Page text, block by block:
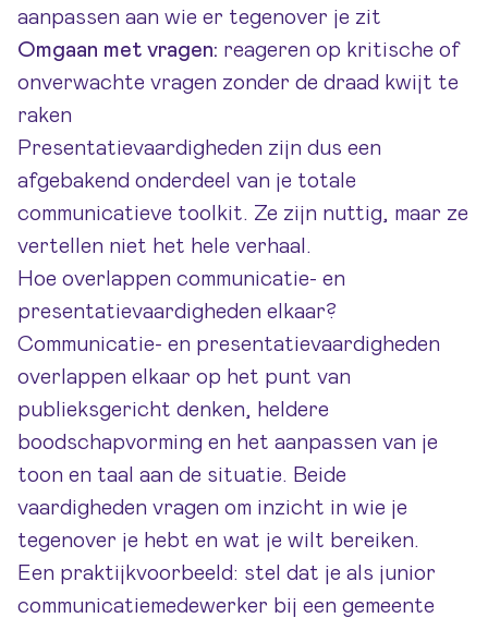
aanpassen aan wie er tegenover je zit
Omgaan met vragen: reageren op kritische of
onverwachte vragen zonder de draad kwijt te
raken
Presentatievaardigheden zijn dus een
afgebakend onderdeel van je totale
communicatieve toolkit. Ze zijn nuttig, maar ze
vertellen niet het hele verhaal.
Hoe overlappen communicatie- en
presentatievaardigheden elkaar?
Communicatie- en presentatievaardigheden
overlappen elkaar op het punt van
publieksgericht denken, heldere
boodschapvorming en het aanpassen van je
toon en taal aan de situatie. Beide
vaardigheden vragen om inzicht in wie je
tegenover je hebt en wat je wilt bereiken.
Een praktijkvoorbeeld: stel dat je als junior
communicatiemedewerker bij een gemeente